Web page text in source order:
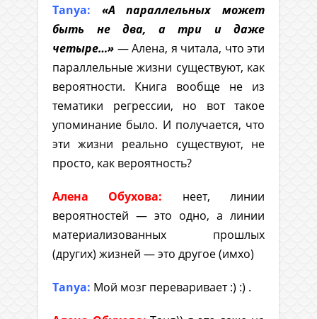
Tanya:
«А параллельных может
быть не два, а три и даже
четыре…» — Алена, я читала, что эти
параллельные жизни существуют, как
вероятности. Книга вообще не из
тематики регрессии, но вот такое
упоминание было. И получается, что
эти жизни реально существуют, не
просто, как вероятность?
Алена Обухова:
неет, линии
вероятностей — это одно, а линии
материализованных прошлых
(других) жизней — это другое (имхо)
Tanya: Мой мозг переваривает :) :) .